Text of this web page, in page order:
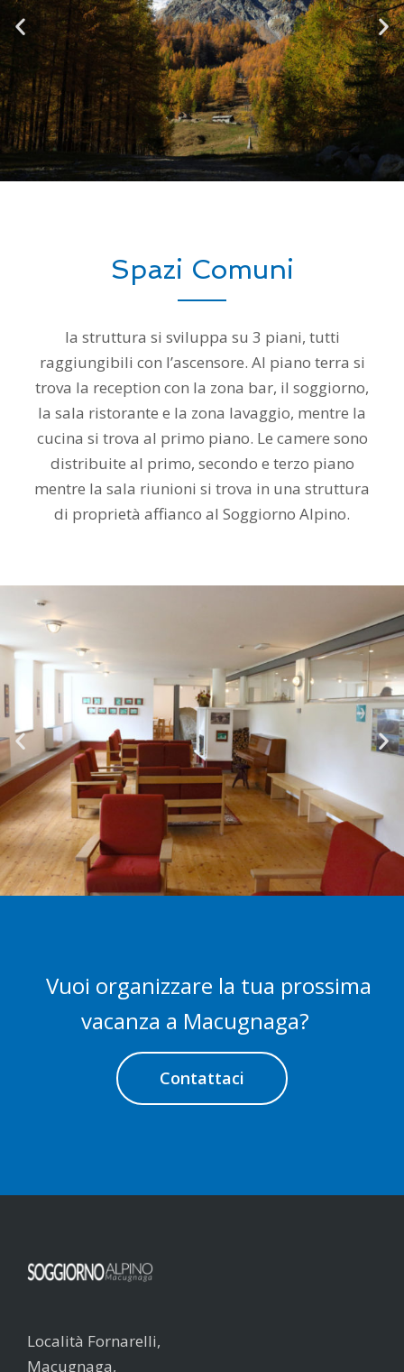
Spazi Comuni
la struttura si sviluppa su 3 piani, tutti
raggiungibili con l’ascensore. Al piano terra si
trova la reception con la zona bar, il soggiorno,
la sala ristorante e la zona lavaggio, mentre la
cucina si trova al primo piano. Le camere sono
distribuite al primo, secondo e terzo piano
mentre la sala riunioni si trova in una struttura
di proprietà affianco al Soggiorno Alpino.
Vuoi organizzare la tua prossima
vacanza a Macugnaga?
Contattaci
Località Fornarelli,
Macugnaga,